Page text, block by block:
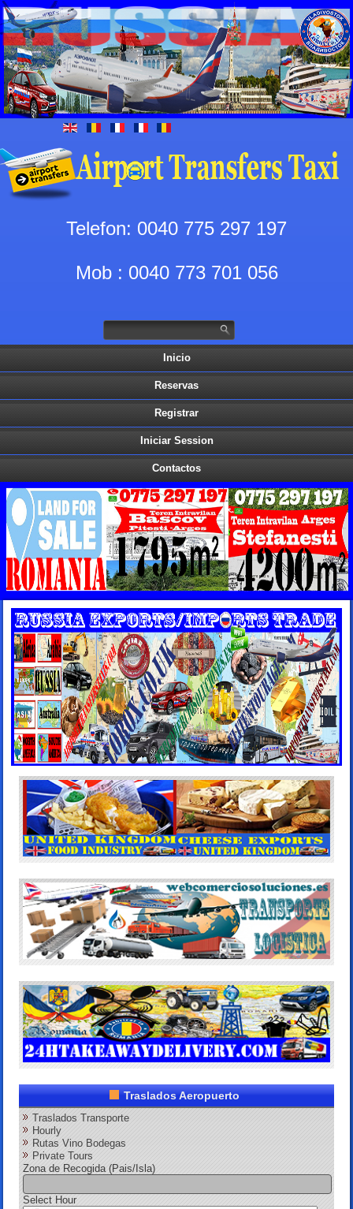
Telefon: 0040 775 297 197
Mob : 0040 773 701 056
Inicio
Reservas
Registrar
Iniciar Session
Contactos
Traslados Aeropuerto
Traslados Transporte
Hourly
Rutas Vino Bodegas
Private Tours
Zona de Recogida (Pais/Isla)
Select Hour